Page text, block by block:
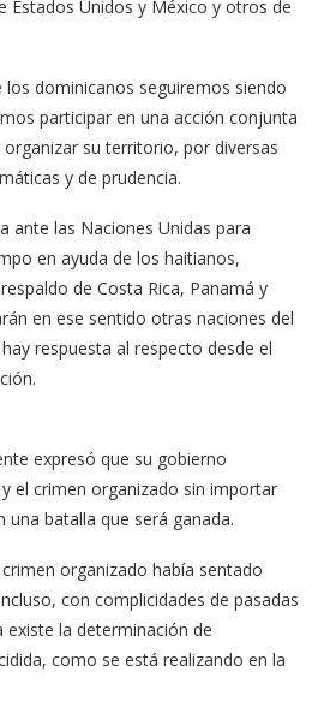
Estados Unidos y México y otros de
los dominicanos seguire­mos siendo
participar en una acción conjunta
su territorio, por diver­sas
y de prudencia.
ante las Naciones Unidas para
en ayuda de los hai­tianos,
de Costa Ri­ca, Panamá y
en ese senti­do otras naciones del
res­puesta al respecto desde el
expresó que su gobierno
el crimen organizado sin importar
una batalla que será ganada.
organizado había sen­tado
con complicidades de pasadas
existe la determi­nación de
como se está realizando en la